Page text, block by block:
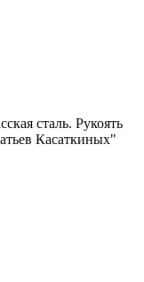
сталь. Рукоять
Касаткиных"